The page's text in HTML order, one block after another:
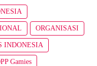
ORGANISASI
INDONESIA
Gamies